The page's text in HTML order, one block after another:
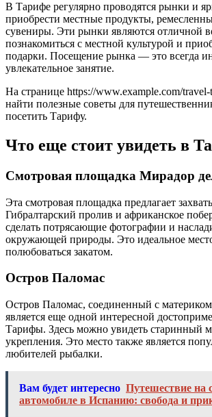
В Тарифе регулярно проводятся рынки и
приобрести местные продукты,
сувениры. Эти рынки являются отличной
познакомиться с местной культурой и
подарки. Посещение рынка ― это всегда
увлекательное занятие.
На странице https://www.example.com/
найти полезные советы для
посетить Тарифу.
Что еще стоит увидеть в
Смотровая площадка Мирадор
Эта смотровая площадка предлагает
Гибралтарский пролив и африканское
сделать потрясающие фотографии и
окружающей природы. Это идеальное
полюбоваться закатом.
Остров Паломас
Остров Паломас, соединенный с
является еще одной интересной
Тарифы. Здесь можно увидеть старинный
укрепления. Это место также является
любителей рыбалки.
Вам будет интересно Путешествие на
автомобиле в Испанию: свобода и